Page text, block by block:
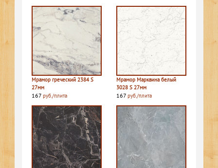
Мрамор греческий 2384 S
27мм
167 руб./плита
Мрамор Марквина белый
3028 S 27мм
167 руб./плита